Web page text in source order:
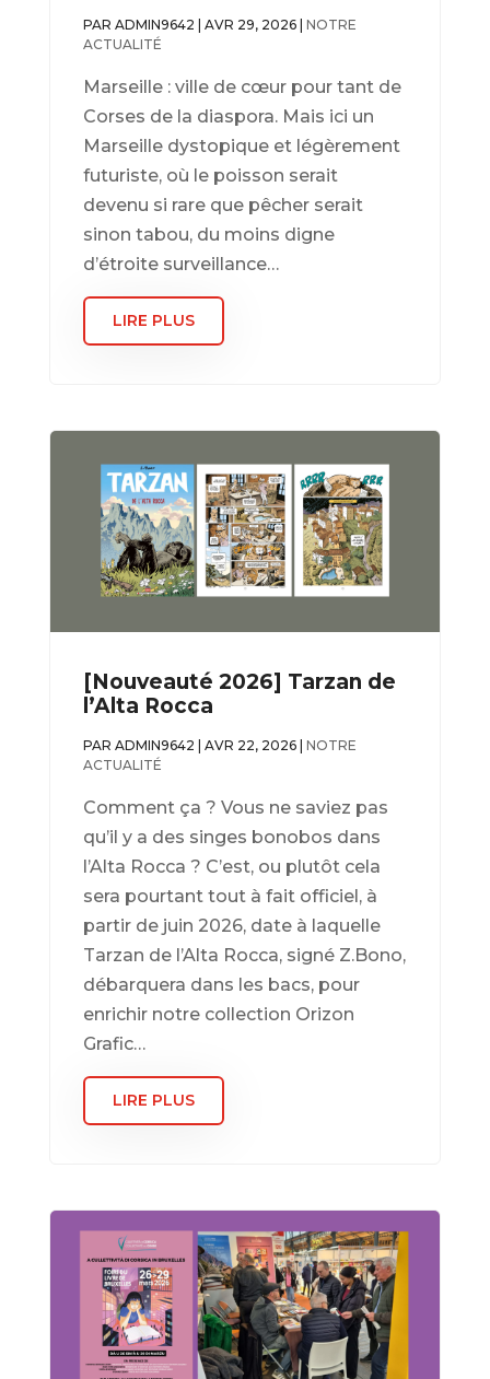
PAR ADMIN9642 AVR 29, 2026| NOTRE
ACTUALITÉ
Marseille : ville de cœur pour tant de
Corses de la diaspora. Mais ici un
Marseille dystopique et légèrement
futuriste, où le poisson serait
devenu si rare que pêcher serait
sinon tabou, du moins digne
d’étroite surveillance…
LIRE PLUS
[Nouveauté 2026] Tarzan de
l’Alta Rocca
PAR ADMIN9642 AVR 22, 2026| NOTRE
ACTUALITÉ
Comment ça ? Vous ne saviez pas
qu’il y a des singes bonobos dans
l’Alta Rocca ? C’est, ou plutôt cela
sera pourtant tout à fait officiel, à
partir de juin 2026, date à laquelle
Tarzan de l’Alta Rocca, signé Z.Bono,
débarquera dans les bacs, pour
enrichir notre collection Orizon
Grafic…
LIRE PLUS